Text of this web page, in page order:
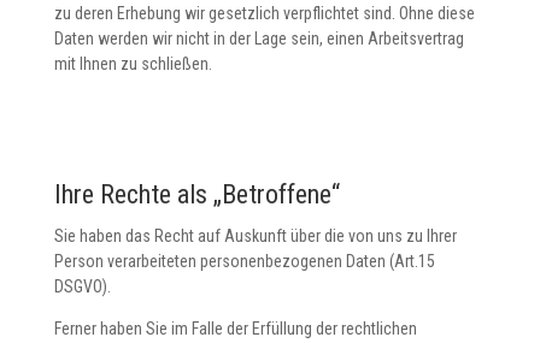
zu deren Erhebung wir gesetzlich verpflichtet sind. Ohne diese
Daten werden wir nicht in der Lage sein, einen Arbeitsvertrag
mit Ihnen zu schließen.
Ihre Rechte als „Betroffene“
Sie haben das Recht auf Auskunft über die von uns zu Ihrer
Person verarbeiteten personenbezogenen Daten (Art.15
DSGVO).
Ferner haben Sie im Falle der Erfüllung der rechtlichen